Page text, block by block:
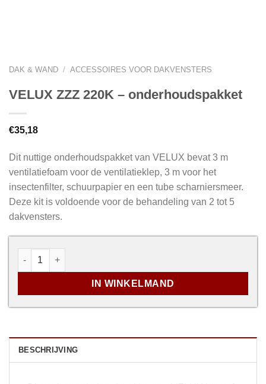
DAK & WAND / ACCESSOIRES VOOR DAKVENSTERS
VELUX ZZZ 220K – onderhoudspakket
€35,18
Dit nuttige onderhoudspakket van VELUX bevat 3 m
ventilatiefoam voor de ventilatieklep, 3 m voor het
insectenfilter, schuurpapier en een tube scharniersmeer.
Deze kit is voldoende voor de behandeling van 2 tot 5
dakvensters.
VELUX ZZZ 220K - onderhoudspakket aantal
IN WINKELMAND
BESCHRIJVING